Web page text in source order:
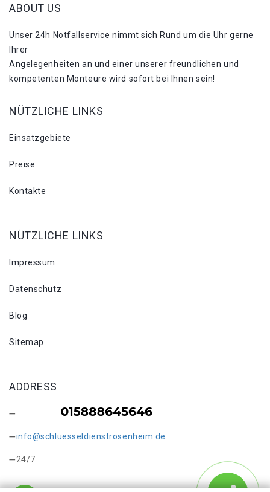
ABOUT US
Unser 24h Notfallservice nimmt sich Rund um die Uhr gerne
Ihrer
Angelegenheiten an und einer unserer freundlichen und
kompetenten Monteure wird sofort bei Ihnen sein!
NÜTZLICHE LINKS
Einsatzgebiete
Preise
Kontakte
NÜTZLICHE LINKS
Impressum
Datenschutz
Blog
Sitemap
ADDRESS
info@schluesseldienstrosenheim.de
24/7